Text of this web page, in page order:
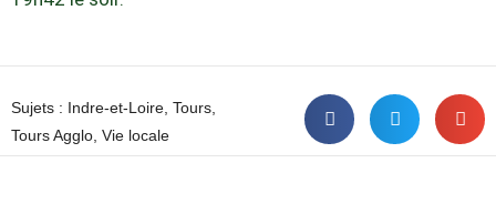
Sujets : Indre-et-Loire Tours
Tours Agglo Vie locale